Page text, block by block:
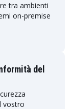
tra ambienti
on-premise
del
vostro